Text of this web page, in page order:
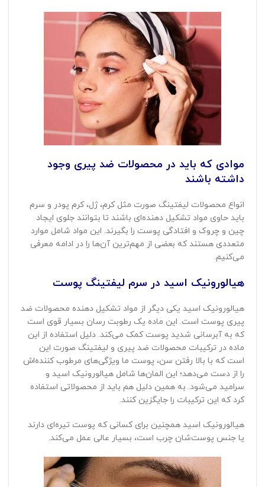
موادی که باید در محصولات ضد پیری وجود
داشته باشند
انواع محصولات لیفتینگ صورت مثل کرم، ژل، کرم پودر و سرم
باید حاوی مواد تشکیل دهنده‌ای باشند تا بتوانند جلوی ایجاد
چین و چروک و افتادگی پوست را بگیرند. این مواد شامل موارد
متعددی هستند که بعضی از مهم‌ترین آن‌ها را در ادامه معرفی
می‌کنیم.
هیالورونیک اسید در سرم لیفتینگ پوست
هیالورونیک اسید یکی دیگر از مواد تشکیل دهنده محصولات ضد
پیری پوست است. این ماده یک رطوبت رسان بسیار قوی است
که به آبرسانی شدید پوست کمک می‌کند. دلیل استفاده از این
ماده در ترکیبات محصولات ضد پیری و لیفتینگ صورت این
است که با بالا رفتن سن، پوست ما ویژگی‌های مرطوب کننده‌اش
را از دست می‌دهد؛ این المان‌ها شامل هیالورونیک اسید و
سرامید می‌شود. به همین دلیل هم باید از محصولاتی استفاده
کرد که این ترکیبات را جایگزین کنند.
هیالورونیک اسید همچنین برای کسانی که پوست تیره‌ای دارند
یا جنس پوست‌شان چرب است، بسیار عالی عمل می‌کند.